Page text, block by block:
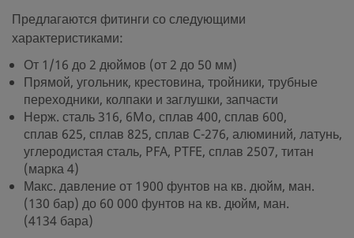
Предлагаются фитинги со следующими
характеристиками:
От 1/16 до 2 дюймов (от 2 до 50 мм)
Прямой, угольник, крестовина, тройники, трубные
переходники, колпаки и заглушки, запчасти
Нерж. сталь 316, 6Mo, сплав 400, сплав 600,
сплав 625, сплав 825, сплав C-276, алюминий, латунь,
углеродистая сталь, PFA, PTFE, сплав 2507, титан
(марка 4)
Макс. давление от 1900 фунтов на кв. дюйм, ман.
(130 бар) до 60 000 фунтов на кв. дюйм, ман.
(4134 бара)